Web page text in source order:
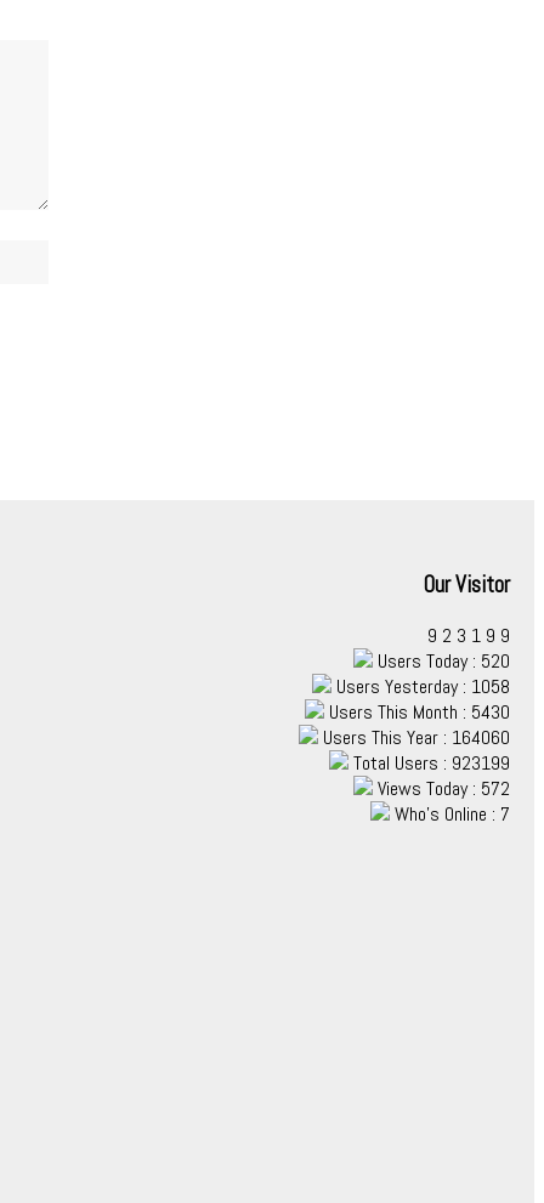
Our Visitor
9 2 3 1 9 9
Users Today : 520
Users Yesterday : 1058
Users This Month : 5430
Users This Year : 164060
Total Users : 923199
Views Today : 572
Who's Online : 7